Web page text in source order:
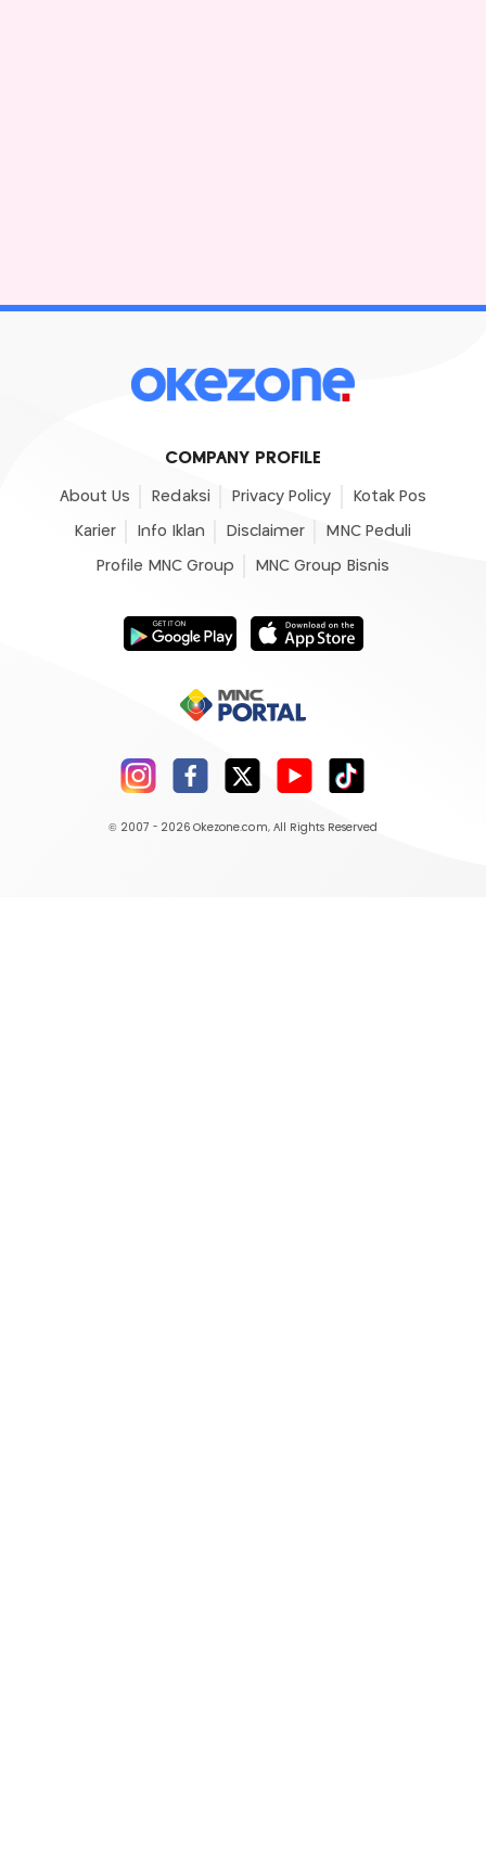
COMPANY PROFILE
About Us Redaksi Privacy Policy Kotak Pos
Karier Info Iklan Disclaimer MNC Peduli
Profile MNC Group MNC Group Bisnis
© 2007 - 2026 Okezone.com, All Rights Reserved